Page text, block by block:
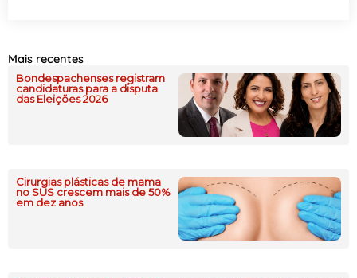
Mais recentes
Bondespachenses registram
candidaturas para a disputa
das Eleições 2026
Cirurgias plásticas de mama
no SUS crescem mais de 50%
em dez anos